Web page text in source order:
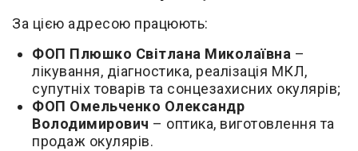
За цією адресою працюють:
ФОП Плюшко Світлана Миколаївна –
лікування, діагностика, реалізація МКЛ,
супутніх товарів та сонцезахисних окулярів;
ФОП Омельченко Олександр
Володимирович – оптика, виготовлення та
продаж окулярів.